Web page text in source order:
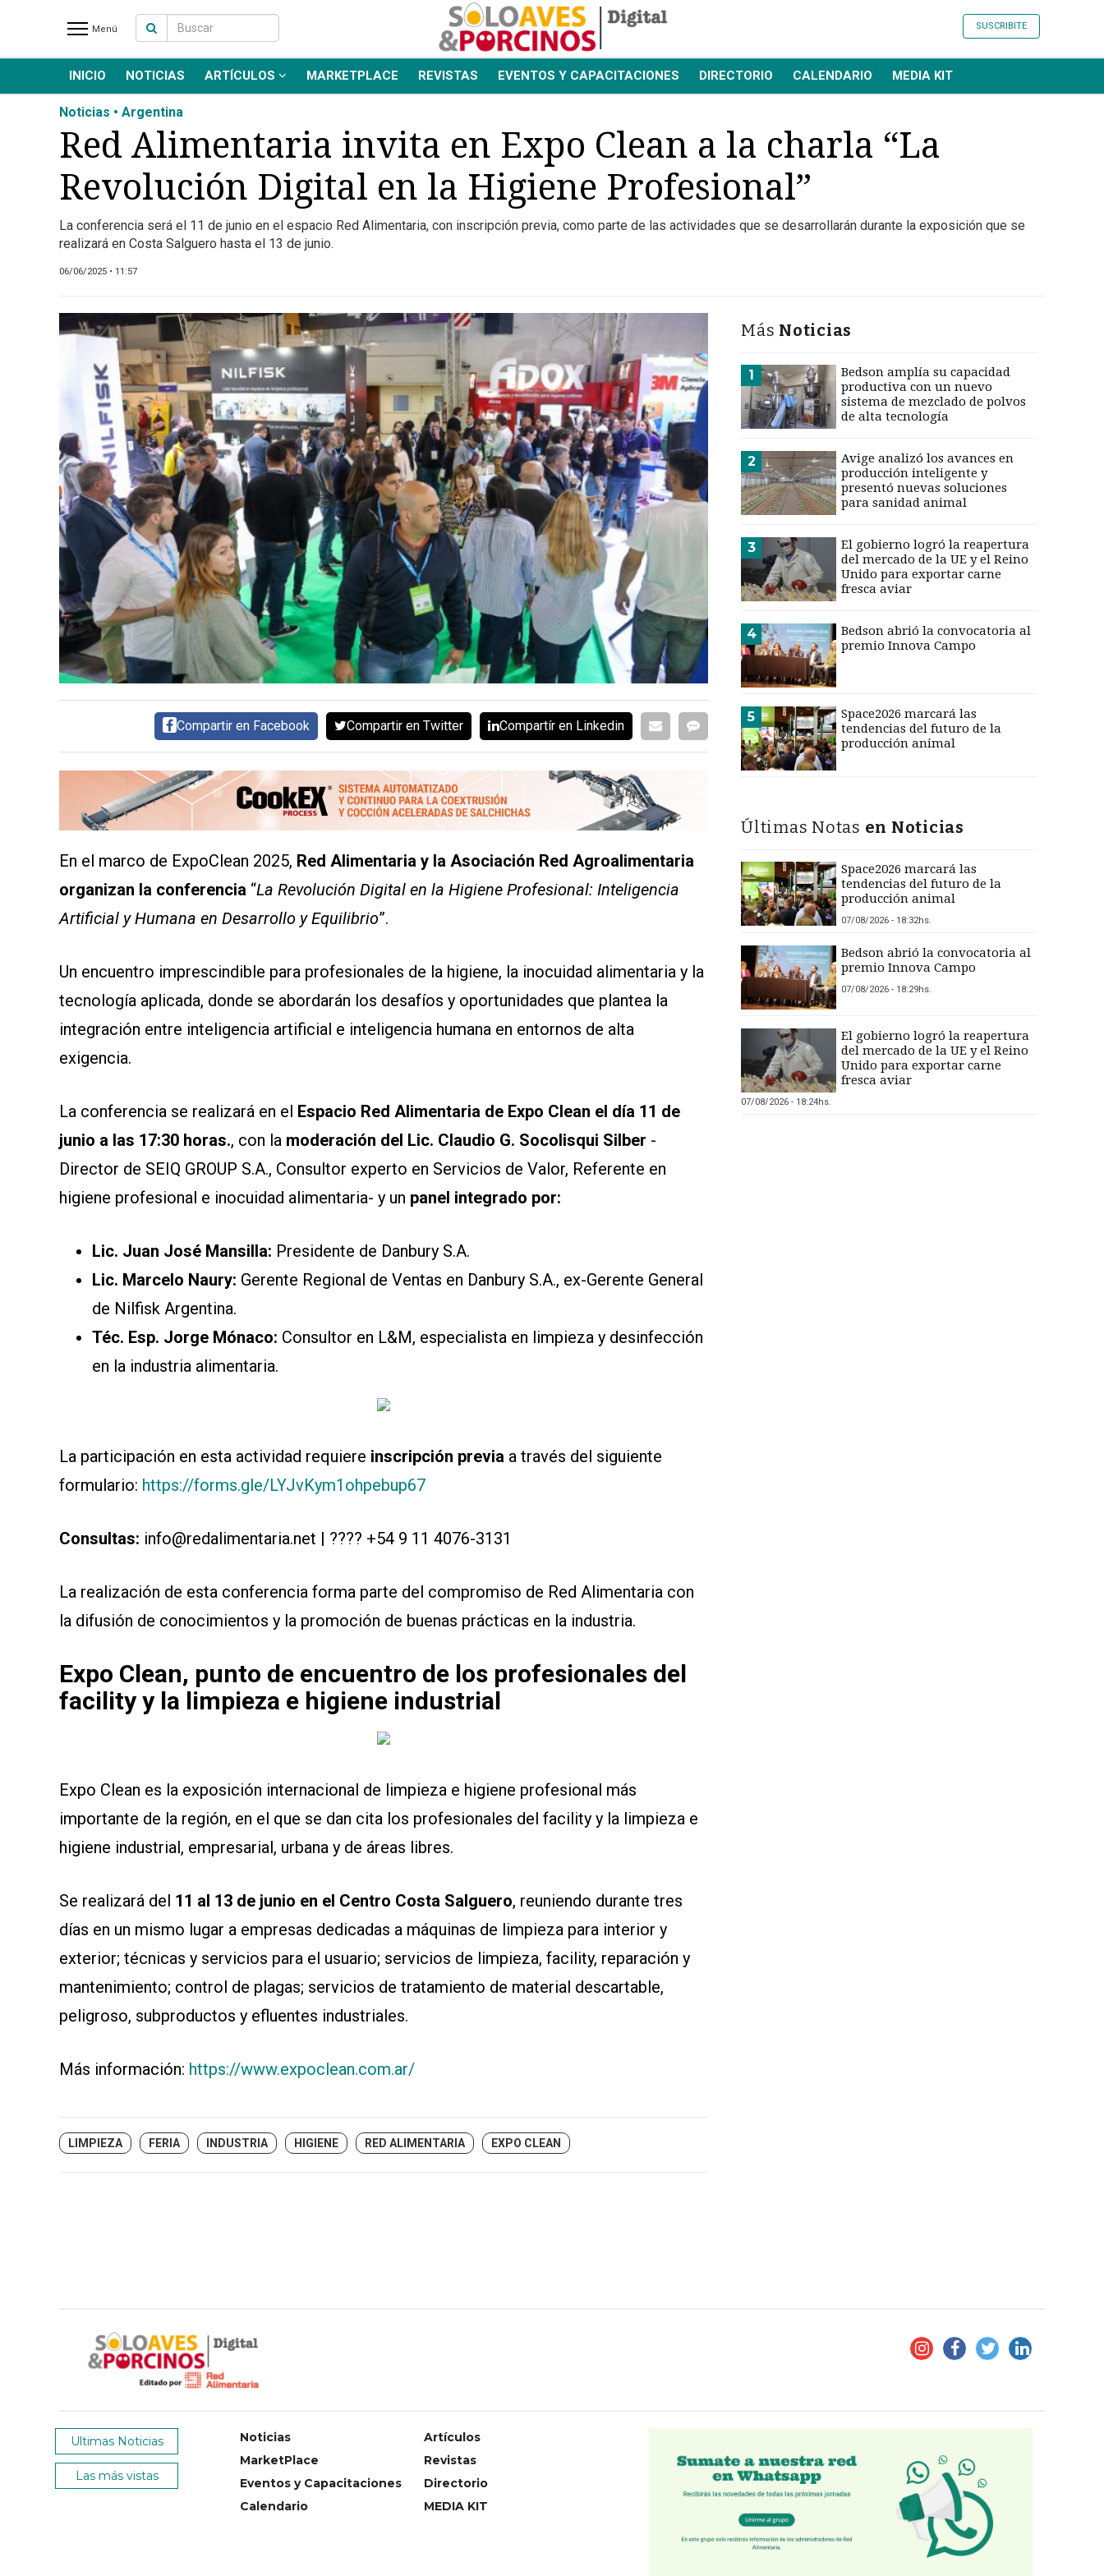
NOTICIAS RECIENTES
NOTICIAS
ARTÍCULOS
PRODUCCIÓN
PRODUCTO
MARKETPLACE
EVENTOS Y
CAPACITACIONES
DIRECTORIO
CALENDARIO
TEMAS DESTACADOS
AVICULTURA
PRODUCCIÓN
TECNOLOGÍA
POLLO
AVIGE
ARGENTINA
MERCADO
SERVICIOS
CONTÁCTENOS
POLÍTICAS
PRIVACIDAD
SMARTPHONE
Menú SUSCRIBITE
INICIO NOTICIAS ARTÍCULOS MARKETPLACE REVISTAS EVENTOS Y CAPACITACIONES DIRECTORIO CALENDARIO MEDIA KIT
Noticias • Argentina
Red Alimentaria invita en Expo Clean a la charla “La
Revolución Digital en la Higiene Profesional”
La conferencia será el 11 de junio en el espacio Red Alimentaria, con inscripción previa, como parte de las actividades que se desarrollarán durante la exposición que se
realizará en Costa Salguero hasta el 13 de junio.
06/06/2025 • 11:57
Compartir en Facebook Compartir en Twitter Compartír en Linkedin
En el marco de ExpoClean 2025, Red Alimentaria y la Asociación Red Agroalimentaria
organizan la conferencia “La Revolución Digital en la Higiene Profesional: Inteligencia
Artificial y Humana en Desarrollo y Equilibrio”.
Un encuentro imprescindible para profesionales de la higiene, la inocuidad alimentaria y la
tecnología aplicada, donde se abordarán los desafíos y oportunidades que plantea la
integración entre inteligencia artificial e inteligencia humana en entornos de alta
exigencia.
La conferencia se realizará en el Espacio Red Alimentaria de Expo Clean el día 11 de
junio a las 17:30 horas., con la moderación del Lic. Claudio G. Socolisqui Silber -
Director de SEIQ GROUP S.A., Consultor experto en Servicios de Valor, Referente en
higiene profesional e inocuidad alimentaria- y un panel integrado por:
Lic. Juan José Mansilla: Presidente de Danbury S.A.
Lic. Marcelo Naury: Gerente Regional de Ventas en Danbury S.A., ex-Gerente General
de Nilfisk Argentina.
Téc. Esp. Jorge Mónaco: Consultor en L&M, especialista en limpieza y desinfección
en la industria alimentaria.
La participación en esta actividad requiere inscripción previa a través del siguiente
formulario: https://forms.gle/LYJvKym1ohpebup67
Consultas: info@redalimentaria.net | ???? +54 9 11 4076-3131
La realización de esta conferencia forma parte del compromiso de Red Alimentaria con
la difusión de conocimientos y la promoción de buenas prácticas en la industria.
Expo Clean, punto de encuentro de los profesionales del
facility y la limpieza e higiene industrial
Expo Clean es la exposición internacional de limpieza e higiene profesional más
importante de la región, en el que se dan cita los profesionales del facility y la limpieza e
higiene industrial, empresarial, urbana y de áreas libres.
Se realizará del 11 al 13 de junio en el Centro Costa Salguero, reuniendo durante tres
días en un mismo lugar a empresas dedicadas a máquinas de limpieza para interior y
exterior; técnicas y servicios para el usuario; servicios de limpieza, facility, reparación y
mantenimiento; control de plagas; servicios de tratamiento de material descartable,
peligroso, subproductos y efluentes industriales.
Más información: https://www.expoclean.com.ar/
LIMPIEZA FERIA INDUSTRIA HIGIENE RED ALIMENTARIA EXPO CLEAN
Más Noticias
1
Bedson amplía su capacidad
productiva con un nuevo
sistema de mezclado de polvos
de alta tecnología
2
Avige analizó los avances en
producción inteligente y
presentó nuevas soluciones
para sanidad animal
3
El gobierno logró la reapertura
del mercado de la UE y el Reino
Unido para exportar carne
fresca aviar
4
Bedson abrió la convocatoria al
premio Innova Campo
5
Space2026 marcará las
tendencias del futuro de la
producción animal
Últimas Notas en Noticias
Space2026 marcará las
tendencias del futuro de la
producción animal
07/08/2026 - 18:32hs.
Bedson abrió la convocatoria al
premio Innova Campo
07/08/2026 - 18:29hs.
El gobierno logró la reapertura
del mercado de la UE y el Reino
Unido para exportar carne
fresca aviar
07/08/2026 - 18:24hs.
Ultimas Noticias
Las más vistas
Noticias
Artículos
MarketPlace
Revistas
Eventos y Capacitaciones
Directorio
Calendario
MEDIA KIT